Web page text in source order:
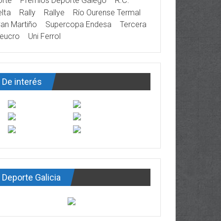
Rally Rallye
Río Ourense Termal
Martiño
Supercopa Endesa
Tercera
Uni Ferrol
De interés
Deporte Galicia